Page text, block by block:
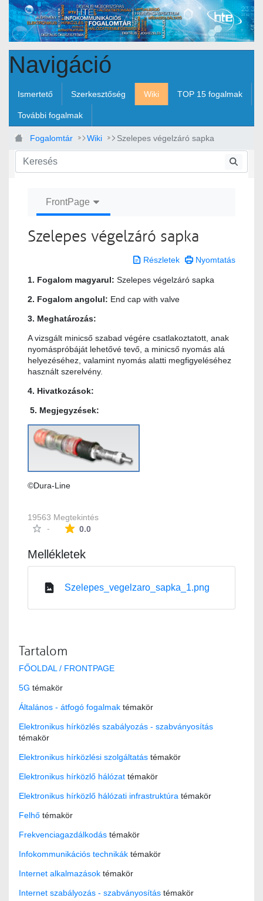
Ugrás a fő tartalomhoz
Navigáció
Ismertető Szerkesztőség Wiki TOP 15 fogalmak
További fogalmak
Fogalomtár Wiki Szelepes végelzáró sapka
FrontPage
Szelepes végelzáró sapka
Részletek Nyomtatás
1. Fogalom magyarul: Szelepes végelzáró sapka
2. Fogalom angolul: End cap with valve
3. Meghatározás:
A vizsgált minicső szabad végére csatlakoztatott, anak
nyomáspróbáját lehetővé tevő, a minicső nyomás alá
helyezéséhez, valamint nyomás alatti megfigyeléséhez
használt szerelvény.
4. Hivatkozások:
5. Megjegyzések:
©Dura-Line
19563 Megtekintés
-
0.0Az átlagos minősítés 0 csillag a lehetséges 5-
Mellékletek
Szelepes_vegelzaro_sapka_1.png
Tartalom
FŐOLDAL / FRONTPAGE
5G témakör
Általános - átfogó fogalmak témakör
Elektronikus hírközlés szabályozás - szabványosítás
témakör
Elektronikus hírközlési szolgáltatás témakör
Elektronikus hírközlő hálózat témakör
Elektronikus hírközlő hálózati infrastruktúra témakör
Felhő témakör
Frekvenciagazdálkodás témakör
Infokommunikációs technikák témakör
Internet alkalmazások témakör
Internet szabályozás - szabványosítás témakör